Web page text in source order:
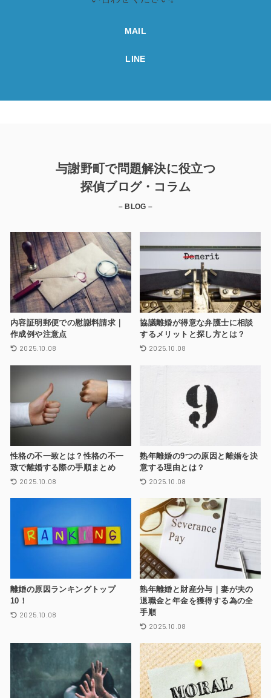
MAIL
LINE
与謝野町で問題解決に役立つ
探偵ブログ・コラム
– BLOG –
内容証明郵便での慰謝料請求｜
作成例や注意点
2025.10.08
協議離婚が得意な弁護士に相談
するメリットと探し方とは？
2025.10.08
性格の不一致とは？性格の不一
致で離婚する際の手順まとめ
2025.10.08
熟年離婚の9つの原因と離婚を決
意する理由とは？
2025.10.08
離婚の原因ランキングトップ
10！
2025.10.08
熟年離婚と財産分与｜妻が夫の
退職金と年金を獲得する為の全
手順
2025.10.08